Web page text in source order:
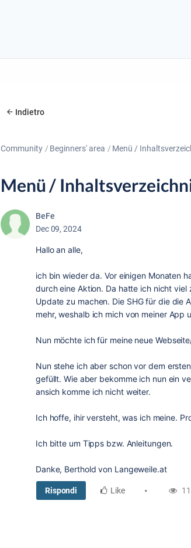
Indietro
Community Beginners' area Menü /
Menü /
BeFe
Dec 09, 2024
Hallo an alle,
ich bin wieder da. Vor einigen Monaten
durch eine Aktion. Da hatte ich nicht
Update zu machen. Die SHG für die die
mehr, weshalb ich mich von meiner
Nun möchte ich für meine neue
Nun stehe ich aber schon vor dem
gefüllt. Wie aber bekomme ich nun ein
ansich komme ich nicht weiter.
Ich hoffe, ihir versteht, was ich meine.
Ich bitte um Tipps bzw. Anleitungen.
Danke, Berthold von Langeweile.at
Rispondi Like